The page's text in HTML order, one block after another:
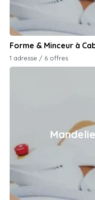
Forme & Minceur à
1 adresse / 6 offres